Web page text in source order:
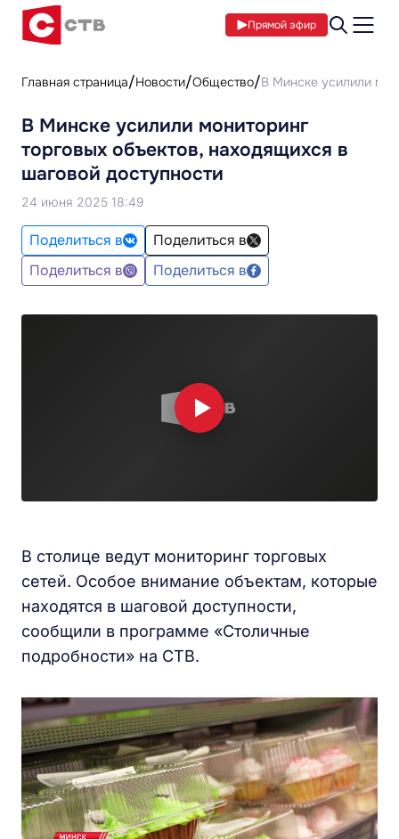
Прямой эфир
Главная страница Новости Общество В Минске усилили
В Минске усилили мониторинг
торговых объектов, находящихся в
шаговой доступности
24 июня 2025 18:49
Поделиться в
Поделиться в
Поделиться в
Поделиться в
В столице ведут мониторинг торговых
сетей. Особое внимание объектам, которые
находятся в шаговой доступности,
сообщили в программе «Столичные
подробности» на СТВ.